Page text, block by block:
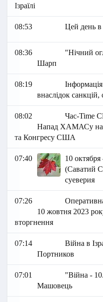
Ізраїлі
08:53 Цей день в
08:36
"Нічний
Шарп
08:19
внаслідок
08:02
Час-Time
Напад ХАМАСу на
та Конгресу США
07:40
10
(Саватий
суеверия
07:26
10 жовтня 2023
вторгнення
07:14
Війна в
Портников
07:01
"Війна -
Машовець